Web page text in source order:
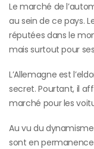
Le marché de
au sein de ce pays.
réputées dans le
mais surtout pour
L’Allemagne est
secret. Pourtant, il
marché pour les
Au vu du
sont en